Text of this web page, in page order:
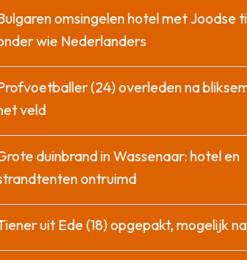
omsingelen hotel met Joodse
wie Nederlanders
(24) overleden na
veld
duinbrand in Wassenaar: hotel en
ontruimd
uit Ede (18) opgepakt, mogelijk